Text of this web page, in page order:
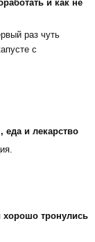
и как не
раз чуть
с
и лекарство
тронулись